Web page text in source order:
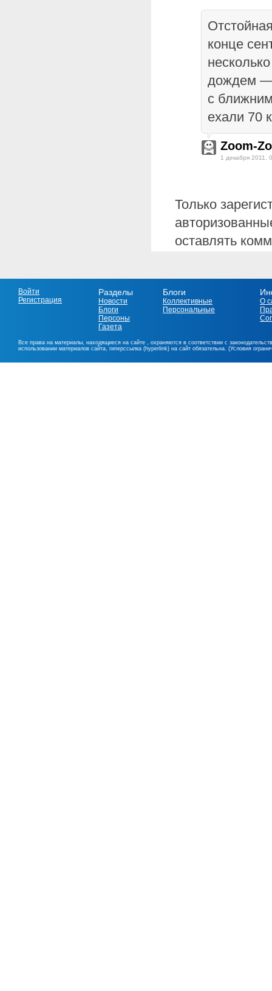
конце
дождем —
с
ехали 70
Zoom-
1 декабря 2011,
Только
оставлять
Войти
Регистрация
Разделы
Новости
Блоги
Персоны
Газета
Блоги
Коллективные
Персональные
О
Все права на материалы, находящиеся на сайте , охраняются в соответствии с
использовании материалов сайта, гиперссылка (hyperlink) на сайт обязательна. (Условия